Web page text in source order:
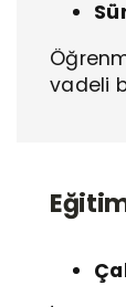
vadeli